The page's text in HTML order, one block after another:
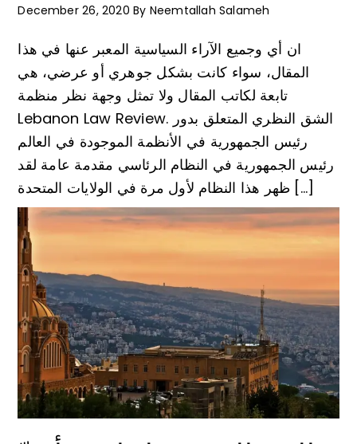
December 26, 2020 By Neemtallah Salameh
ان أي وجميع الآراء السياسية المعبر عنها في هذا
المقال، سواء كانت بشكل جوهري أو عرضي، هي
تابعة لكاتب المقال ولا تمثل وجهة نظر منظمة
Lebanon Law Review. الشق النظري المتعلق بدور
رئيس الجمهورية في الأنظمة الموجودة في العالم
رئيس الجمهورية في النظام الرئاسي مقدمة عامة لقد
ظهر هذا النظام لأول مرة في الولايات المتحدة […]